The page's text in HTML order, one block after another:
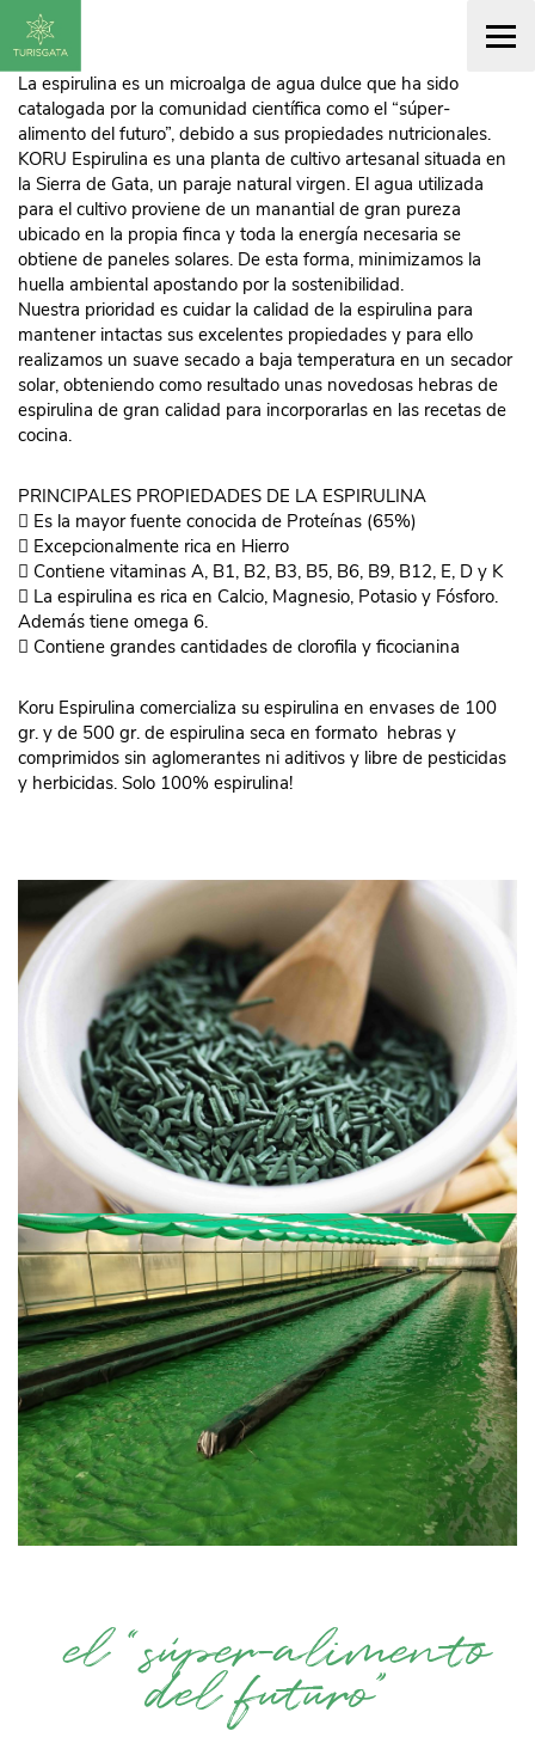
La espirulina es un microalga de agua dulce que ha sido
catalogada por la comunidad científica como el “súper-
alimento del futuro”, debido a sus propiedades nutricionales.
KORU Espirulina es una planta de cultivo artesanal situada en
la Sierra de Gata, un paraje natural virgen. El agua utilizada
para el cultivo proviene de un manantial de gran pureza
ubicado en la propia finca y toda la energía necesaria se
obtiene de paneles solares. De esta forma, minimizamos la
huella ambiental apostando por la sostenibilidad.
Nuestra prioridad es cuidar la calidad de la espirulina para
mantener intactas sus excelentes propiedades y para ello
realizamos un suave secado a baja temperatura en un secador
solar, obteniendo como resultado unas novedosas hebras de
espirulina de gran calidad para incorporarlas en las recetas de
cocina.
PRINCIPALES PROPIEDADES DE LA ESPIRULINA
 Es la mayor fuente conocida de Proteínas (65%)
 Excepcionalmente rica en Hierro
 Contiene vitaminas A, B1, B2, B3, B5, B6, B9, B12, E, D y K
 La espirulina es rica en Calcio, Magnesio, Potasio y Fósforo.
Además tiene omega 6.
 Contiene grandes cantidades de clorofila y ficocianina
Koru Espirulina comercializa su espirulina en envases de 100
gr. y de 500 gr. de espirulina seca en formato hebras y
comprimidos sin aglomerantes ni aditivos y libre de pesticidas
y herbicidas. Solo 100% espirulina!
el “súper-alimento
del futuro”